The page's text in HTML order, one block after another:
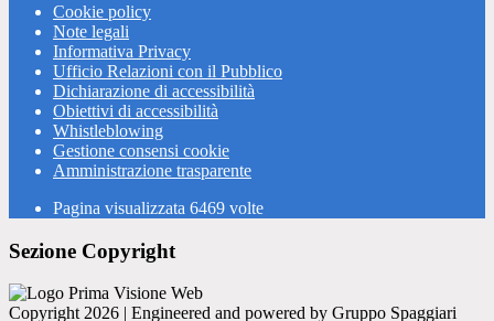
Cookie policy
Note legali
Informativa Privacy
Ufficio Relazioni con il Pubblico
Dichiarazione di accessibilità
Obiettivi di accessibilità
Whistleblowing
Gestione consensi cookie
Amministrazione trasparente
Pagina visualizzata 6469 volte
Sezione Copyright
Copyright 2026 | Engineered and powered by Gruppo Spaggiari